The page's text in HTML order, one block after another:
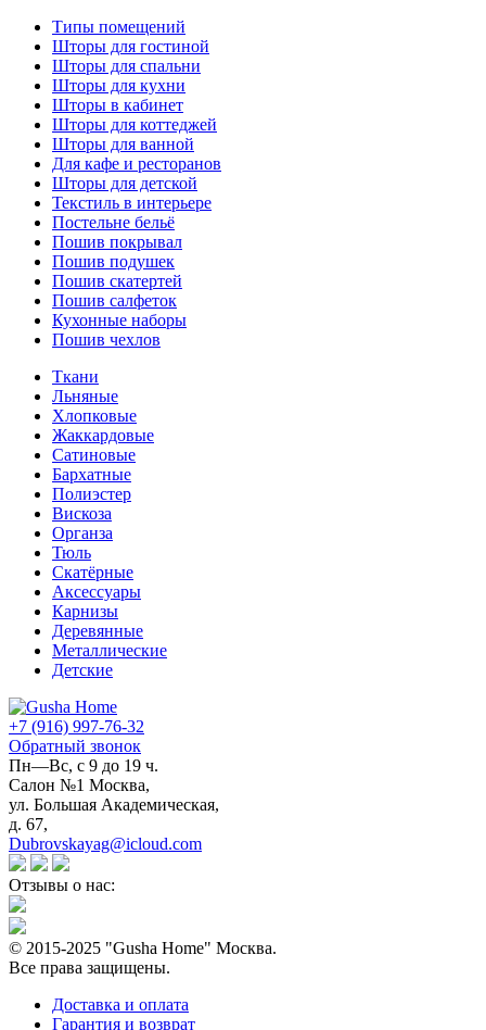
Типы помещений
Шторы для гостиной
Шторы для спальни
Шторы для кухни
Шторы в кабинет
Шторы для коттеджей
Шторы для ванной
Для кафе и ресторанов
Шторы для детской
Текстиль в интерьере
Постельне бельё
Пошив покрывал
Пошив подушек
Пошив скатертей
Пошив салфеток
Кухонные наборы
Пошив чехлов
Ткани
Льняные
Хлопковые
Жаккардовые
Сатиновые
Бархатные
Полиэстер
Вискоза
Органза
Тюль
Скатёрные
Аксессуары
Карнизы
Деревянные
Металлические
Детские
+7 (916) 997-76-32
Обратный звонок
Пн—Вс, с 9 до 19 ч.
Салон №1 Москва,
ул. Большая Академическая,
д. 67,
Dubrovskayag@icloud.com
Отзывы о нас:
© 2015-2025 "Gusha Home" Москва.
Все права защищены.
Доставка и оплата
Гарантия и возврат